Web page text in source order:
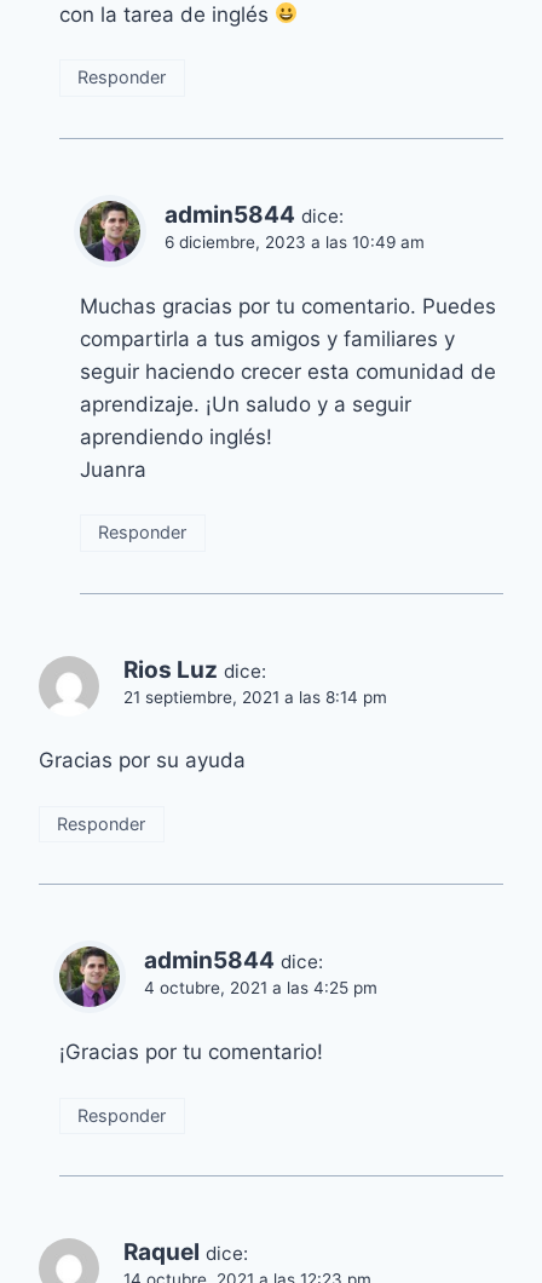
con la tarea de inglés
Responder
admin5844 dice:
6 diciembre, 2023 a las 10:49 am
Muchas gracias por tu comentario. Puedes
compartirla a tus amigos y familiares y
seguir haciendo crecer esta comunidad de
aprendizaje. ¡Un saludo y a seguir
aprendiendo inglés!
Juanra
Responder
Rios Luz dice:
21 septiembre, 2021 a las 8:14 pm
Gracias por su ayuda
Responder
admin5844 dice:
4 octubre, 2021 a las 4:25 pm
¡Gracias por tu comentario!
Responder
Raquel dice: